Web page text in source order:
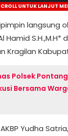
UNTUK LANJUT
langsung
Hamid S.H.,M.H*
Kragilan
Polsek
Bersama
di Kampung
Yudha Satria,